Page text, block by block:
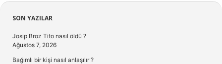
Sidebar
SON YAZILAR
Josip Broz Tito nasıl öldü ?
Ağustos 7, 2026
Bağımlı bir kişi nasıl anlaşılır ?